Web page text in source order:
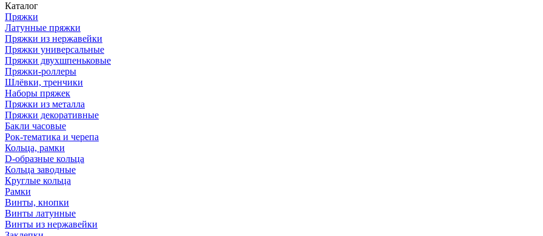
Каталог
Пряжки
Латунные пряжки
Пряжки из нержавейки
Пряжки универсальные
Пряжки двухшпеньковые
Пряжки-роллеры
Шлёвки, тренчики
Наборы пряжек
Пряжки из металла
Пряжки декоративные
Бакли часовые
Рок-тематика и черепа
Кольца, рамки
D-образные кольца
Кольца заводные
Круглые кольца
Рамки
Винты, кнопки
Винты латунные
Винты из нержавейки